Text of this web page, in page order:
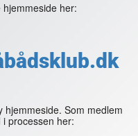
her:
hjemmeside. Som medlem
processen her: